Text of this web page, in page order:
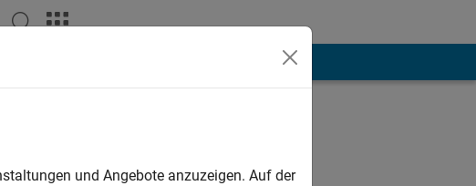
und Angebote anzuzeigen. Auf der